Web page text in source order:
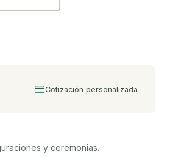
Cotización personalizada
y ceremonias.